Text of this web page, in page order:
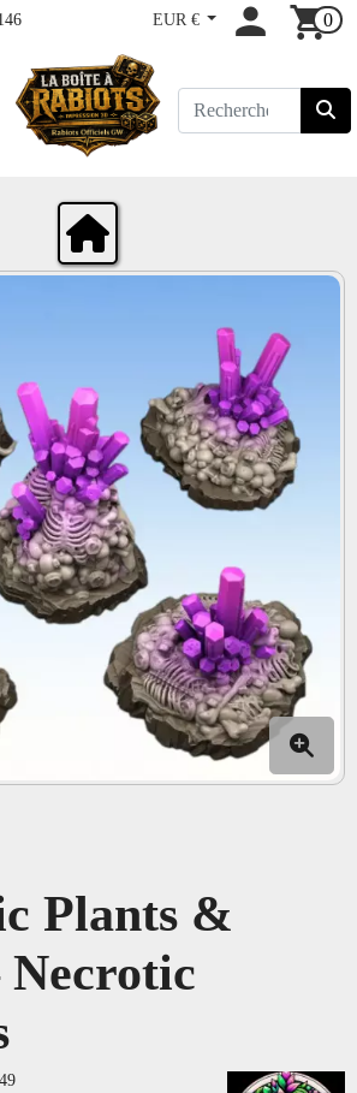
EUR € 0
Plants &
Necrotic